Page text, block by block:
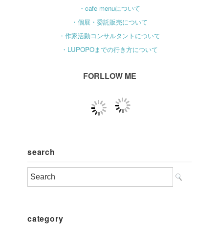
・cafe menuについて
・個展・委託販売について
・作家活動コンサルタントについて
・LUPOPOまでの行き方について
FORLLOW ME
search
category